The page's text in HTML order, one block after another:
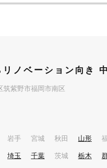
ノベーション向き
筑紫野市福岡市南区
岩手 宮城 秋田 山形
埼玉 千葉 茨城 栃木